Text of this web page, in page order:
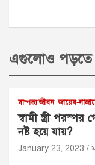
এগুলোও পড়তে
দাম্পত্য জীবন জায়েয-
স্বামী স্ত্রী
নষ্ট হয়ে যায়?
January 23, 2023